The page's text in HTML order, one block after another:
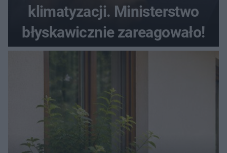
klimatyzacji. Ministerstwo
błyskawicznie zareagowało!